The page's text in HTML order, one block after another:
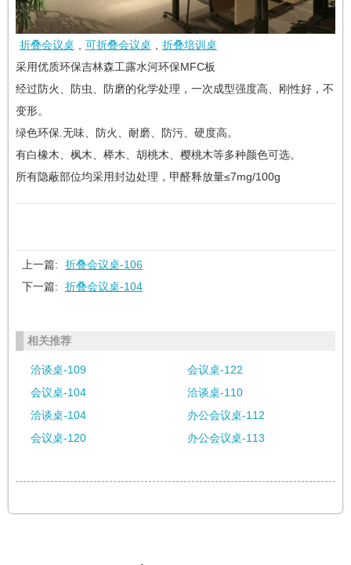
折叠会议桌 , 可折叠会议桌 , 折叠培训桌
采用优质环保吉林森工露水河环保MFC板
经过防火、防虫、防磨的化学处理，一次成型强度高、刚性好，不
变形。
绿色环保.无味、防火、耐磨、防污、硬度高。
有白橡木、枫木、榉木、胡桃木、樱桃木等多种颜色可选。
所有隐蔽部位均采用封边处理，甲醛释放量≤7mg/100g
上一篇:
折叠会议桌-106
下一篇:
折叠会议桌-104
相关推荐
洽谈桌-109
会议桌-122
会议桌-104
洽谈桌-110
洽谈桌-104
办公会议桌-112
会议桌-120
办公会议桌-113